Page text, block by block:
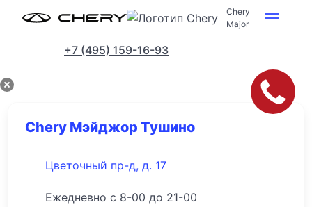
Chery
Major
+7 (495) 159-16-93
Адреса салонов
Chery Мэйджор Тушино
Цветочный пр-д, д. 17
Ежедневно с 8-00 до 21-00